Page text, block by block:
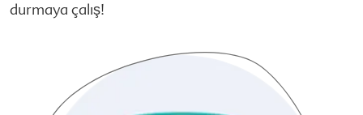
durmaya çalış!